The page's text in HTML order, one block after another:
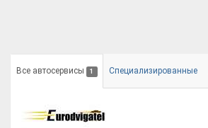
Все автосервисы 1 Специализированные